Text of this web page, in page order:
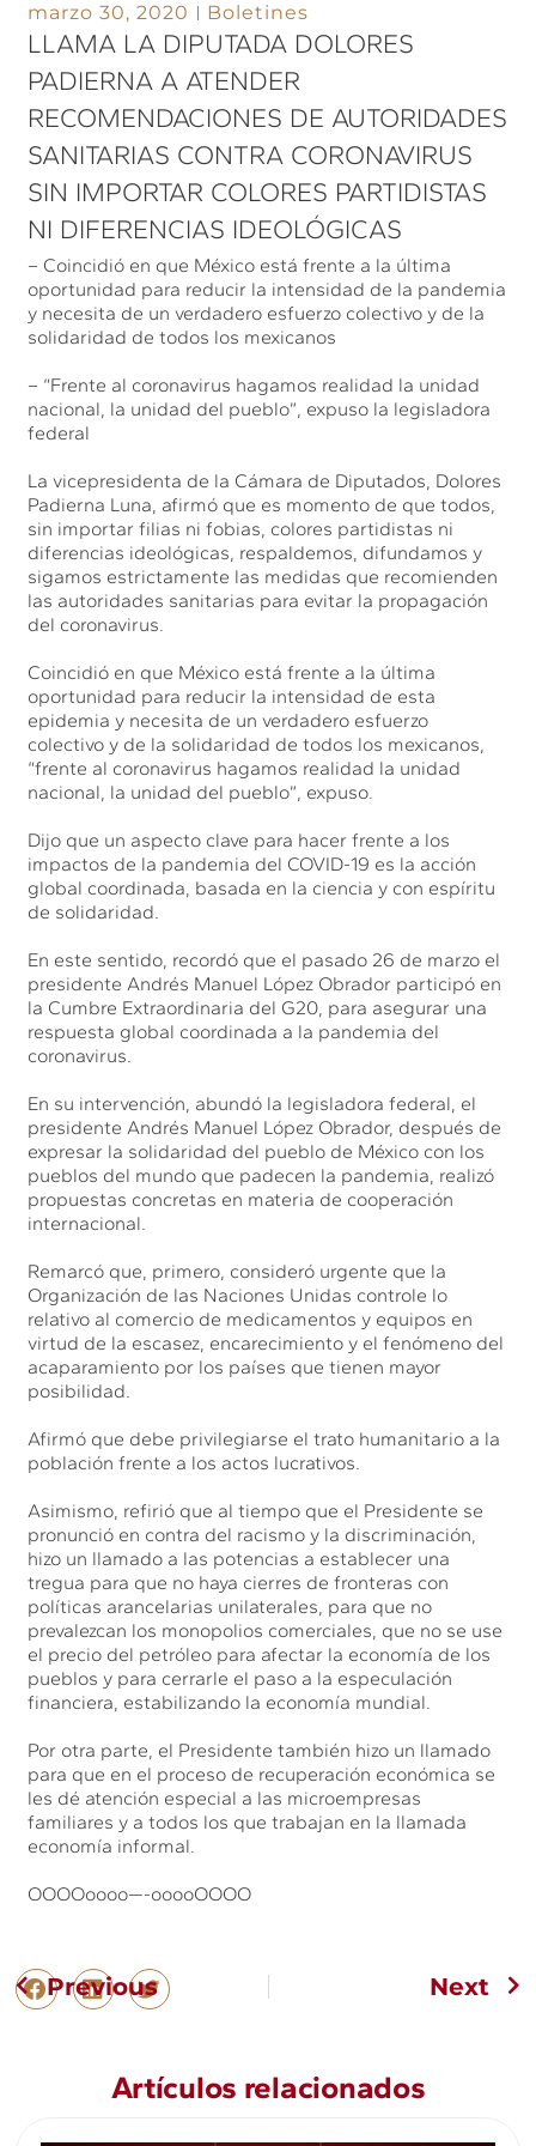
marzo 30, 2020 Boletines
LLAMA LA DIPUTADA DOLORES
PADIERNA A ATENDER
RECOMENDACIONES DE AUTORIDADES
SANITARIAS CONTRA CORONAVIRUS
SIN IMPORTAR COLORES PARTIDISTAS
NI DIFERENCIAS IDEOLÓGICAS
– Coincidió en que México está frente a la última
oportunidad para reducir la intensidad de la pandemia
y necesita de un verdadero esfuerzo colectivo y de la
solidaridad de todos los mexicanos
– “Frente al coronavirus hagamos realidad la unidad
nacional, la unidad del pueblo”, expuso la legisladora
federal
La vicepresidenta de la Cámara de Diputados, Dolores
Padierna Luna, afirmó que es momento de que todos,
sin importar filias ni fobias, colores partidistas ni
diferencias ideológicas, respaldemos, difundamos y
sigamos estrictamente las medidas que recomienden
las autoridades sanitarias para evitar la propagación
del coronavirus.
Coincidió en que México está frente a la última
oportunidad para reducir la intensidad de esta
epidemia y necesita de un verdadero esfuerzo
colectivo y de la solidaridad de todos los mexicanos,
“frente al coronavirus hagamos realidad la unidad
nacional, la unidad del pueblo”, expuso.
Dijo que un aspecto clave para hacer frente a los
impactos de la pandemia del COVID-19 es la acción
global coordinada, basada en la ciencia y con espíritu
de solidaridad.
En este sentido, recordó que el pasado 26 de marzo el
presidente Andrés Manuel López Obrador participó en
la Cumbre Extraordinaria del G20, para asegurar una
respuesta global coordinada a la pandemia del
coronavirus.
En su intervención, abundó la legisladora federal, el
presidente Andrés Manuel López Obrador, después de
expresar la solidaridad del pueblo de México con los
pueblos del mundo que padecen la pandemia, realizó
propuestas concretas en materia de cooperación
internacional.
Remarcó que, primero, consideró urgente que la
Organización de las Naciones Unidas controle lo
relativo al comercio de medicamentos y equipos en
virtud de la escasez, encarecimiento y el fenómeno del
acaparamiento por los países que tienen mayor
posibilidad.
Afirmó que debe privilegiarse el trato humanitario a la
población frente a los actos lucrativos.
Asimismo, refirió que al tiempo que el Presidente se
pronunció en contra del racismo y la discriminación,
hizo un llamado a las potencias a establecer una
tregua para que no haya cierres de fronteras con
políticas arancelarias unilaterales, para que no
prevalezcan los monopolios comerciales, que no se use
el precio del petróleo para afectar la economía de los
pueblos y para cerrarle el paso a la especulación
financiera, estabilizando la economía mundial.
Por otra parte, el Presidente también hizo un llamado
para que en el proceso de recuperación económica se
les dé atención especial a las microempresas
familiares y a todos los que trabajan en la llamada
economía informal.
OOOOoooo—-ooooOOOO
Previous Next
Artículos relacionados